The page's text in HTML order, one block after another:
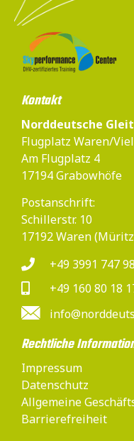
Kontakt
Norddeutsche
Flugplatz Waren/
Am Flugplatz 4
17194 Grabowhöfe
Postanschrift:
Schillerstr. 10
17192 Waren
+49 3991 747
+49 160 80 18
Rechtliche
Impressum
Datenschutz
Allgemeine
Barrierefreiheit